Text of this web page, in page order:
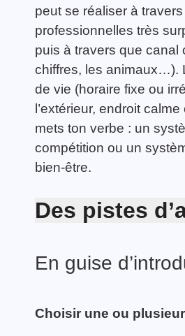
peut se réaliser à
professionnelles très
puis à travers que canal
chiffres, les animaux…).
de vie (horaire fixe ou
l’extérieur, endroit
mets ton verbe : un
compétition ou un
bien-être.
Des pistes
En guise
Choisir une ou